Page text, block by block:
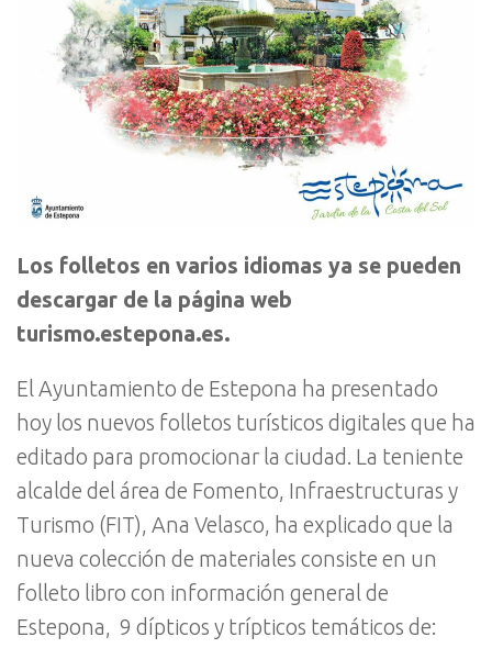
Los folletos en varios idiomas ya se pueden
descargar de la página web
turismo.estepona.es.
El Ayuntamiento de Estepona ha presentado
hoy los nuevos folletos turísticos digitales que ha
editado para promocionar la ciudad. La teniente
alcalde del área de Fomento, Infraestructuras y
Turismo (FIT), Ana Velasco, ha explicado que la
nueva colección de materiales consiste en un
folleto libro con información general de
Estepona, 9 dípticos y trípticos temáticos de: